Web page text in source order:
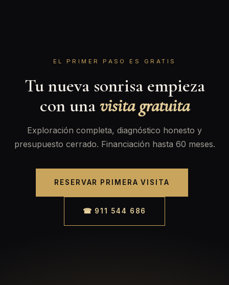
EL PRIMER PASO ES GRATIS
Tu nueva sonrisa empieza
con unavisita gratuita
Exploración completa, diagnóstico honesto y
presupuesto cerrado. Financiación hasta 60 meses.
RESERVAR PRIMERA VISITA
☎ 911 544 686